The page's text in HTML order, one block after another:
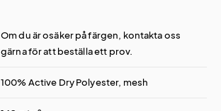
Om du är osäker på färgen, kontakta oss
gärna för att beställa ett prov.
100% Active Dry Polyester, mesh